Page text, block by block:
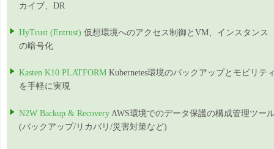
カイブ、DR
HyTrust (Entrust) 仮想環境へのアクセス制御とVM、インスタンス
の暗号化
Kasten K10 PLATFORM Kubernetes環境のバックアップとモビリテ
を手軽に実現
N2W Backup & Recovery AWS環境でのデータ保護の構成管理ツー
(バックアップ/リカバリ/災害対策など)